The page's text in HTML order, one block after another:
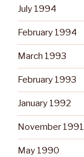
July 1994
February 1994
March 1993
February 1993
January 1992
November 1991
May 1990